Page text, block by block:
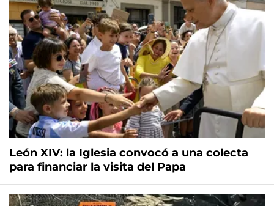
León XIV: la Iglesia convocó a una colecta
para financiar la visita del Papa